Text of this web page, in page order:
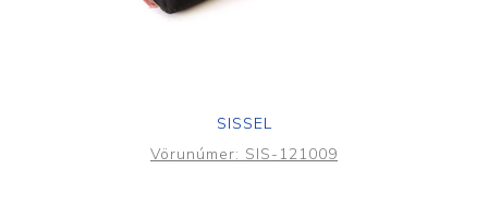
SISSEL
Vörunúmer: SIS-121009